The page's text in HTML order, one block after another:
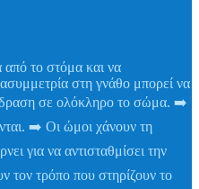
το στόμα και να
στη γνάθο μπορεί να
σε ολόκληρο το σώμα. ➡️
➡️ Οι ώμοι χάνουν τη
για να αντισταθμίσει την
τον τρόπο που στηρίζουν το